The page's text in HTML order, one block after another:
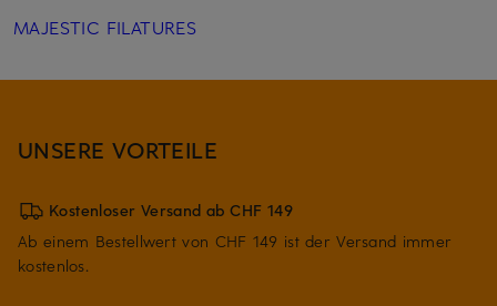
MAJESTIC FILATURES
UNSERE VORTEILE
Kostenloser Versand ab CHF 149
Ab einem Bestellwert von CHF 149 ist der Versand immer
kostenlos.